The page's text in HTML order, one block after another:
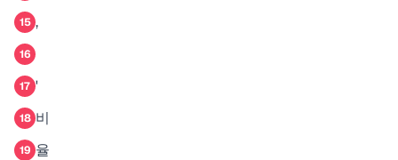
15 ,
16
17 '
18 비
19 율